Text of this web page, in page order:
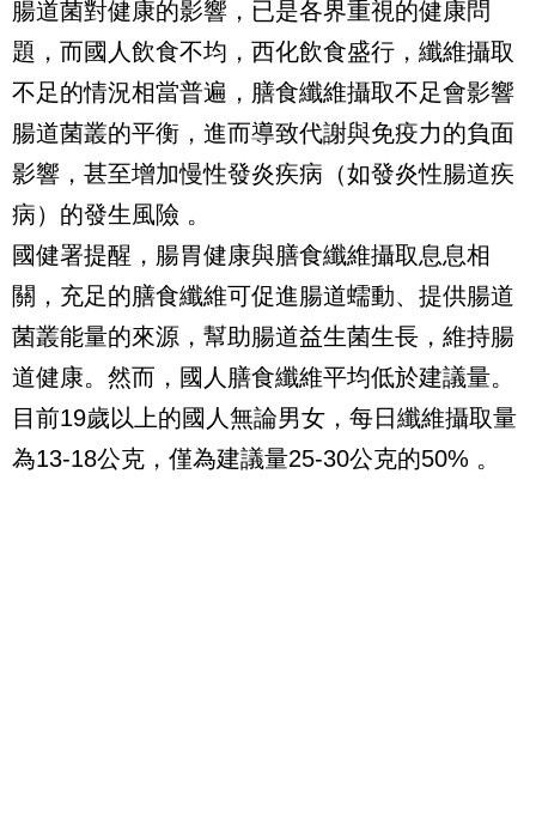
腸道菌對健康的影響，已是各界重視的健康問
題，而國人飲食不均，西化飲食盛行，纖維攝取
不足的情況相當普遍，膳食纖維攝取不足會影響
腸道菌叢的平衡，進而導致代謝與免疫力的負面
影響，甚至增加慢性發炎疾病（如發炎性腸道疾
病）的發生風險 。
國健署提醒，腸胃健康與膳食纖維攝取息息相
關，充足的膳食纖維可促進腸道蠕動、提供腸道
菌叢能量的來源，幫助腸道益生菌生長，維持腸
道健康。然而，國人膳食纖維平均低於建議量。
目前19歲以上的國人無論男女，每日纖維攝取量
為13-18公克，僅為建議量25-30公克的50% 。